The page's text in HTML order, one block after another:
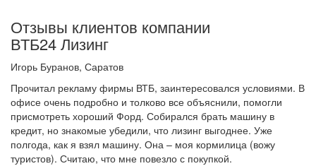
Отзывы клиентов компании
ВТБ24Лизинг
Игорь Буранов, Саратов
Прочитал рекламу фирмы ВТБ, заинтересовался условиями. В
офисе очень подробно и толково все объяснили, помогли
присмотреть хороший Форд. Собирался брать машину в
кредит, но знакомые убедили, что лизинг выгоднее. Уже
полгода, как я взял машину. Она – моя кормилица (вожу
туристов). Считаю, что мне повезло с покупкой.